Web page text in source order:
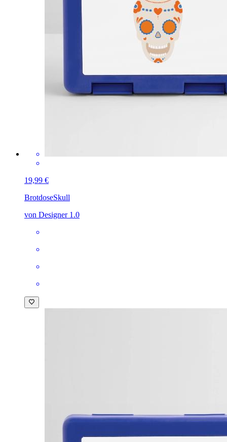
19,99 €
BrotdoseSkull
von Designer 1.0